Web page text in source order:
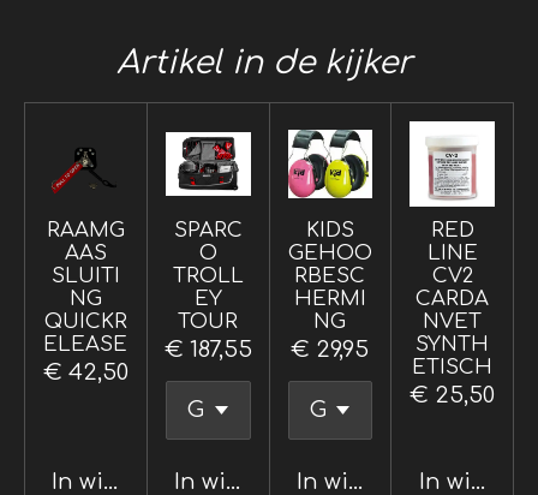
Artikel in de kijker
RAAMG
AAS
SLUITI
NG
QUICKR
ELEASE
€ 42,50
In winkelwagen
SPARC
O
TROLL
EY
TOUR
€ 187,55
In winkelwagen
KIDS
GEHOO
RBESC
HERMI
NG
€ 29,95
In winkelwagen
RED
LINE
CV2
CARDA
NVET
SYNTH
ETISCH
€ 25,50
In